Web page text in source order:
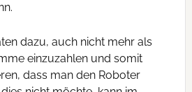
dazu, auch nicht mehr als
einzuzahlen und somit
dass man den Roboter